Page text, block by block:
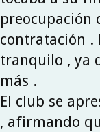
preocupación
contratación .
tranquilo , ya
más .
El club se
, afirmando